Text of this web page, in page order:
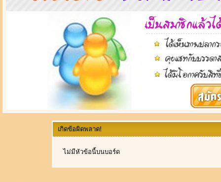
เกิดข้อผิดพลาด!
ไม่มีหัวข้อนี้บนบอร์ด